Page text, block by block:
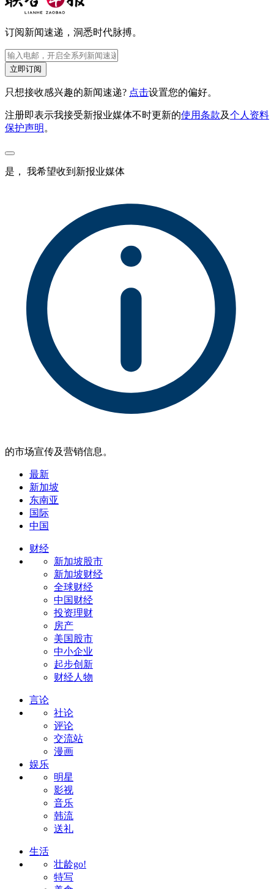
订阅新闻速递，洞悉时代脉搏。
立即订阅
只想接收感兴趣的新闻速递? 点击设置您的偏好。
注册即表示我接受新报业媒体不时更新的使用条款及个人资料
保护声明 。
是， 我希望收到新报业媒体
的市场宣传及营销信息。
最新
新加坡
东南亚
国际
中国
财经
新加坡股市
新加坡财经
全球财经
中国财经
投资理财
房产
美国股市
中小企业
起步创新
财经人物
言论
社论
评论
交流站
漫画
娱乐
明星
影视
音乐
韩流
送礼
生活
壮龄go!
特写